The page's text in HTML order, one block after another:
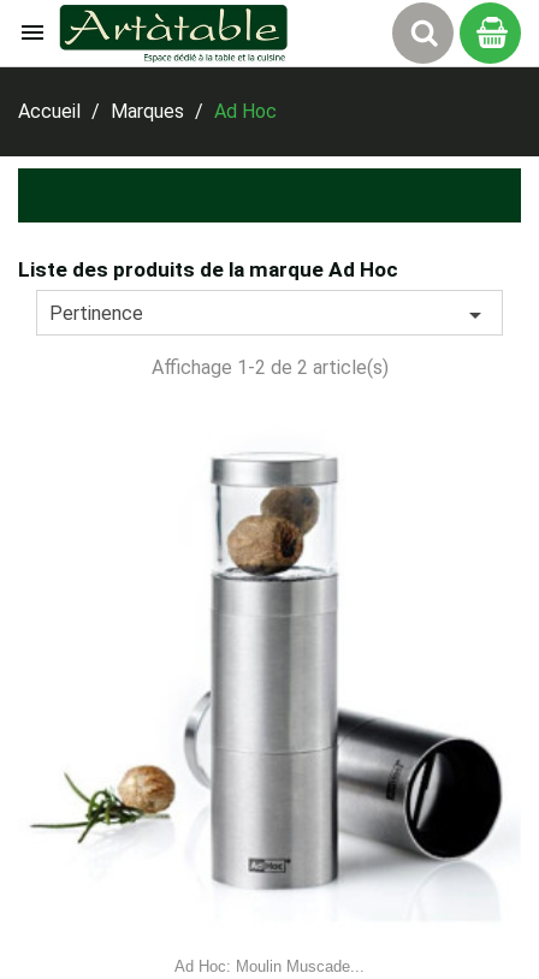

Accueil
Marques Ad Hoc
Liste des produits de la marque Ad Hoc
Pertinence 
Affichage 1-2 de 2 article(s)
Ad Hoc: Moulin Muscade...